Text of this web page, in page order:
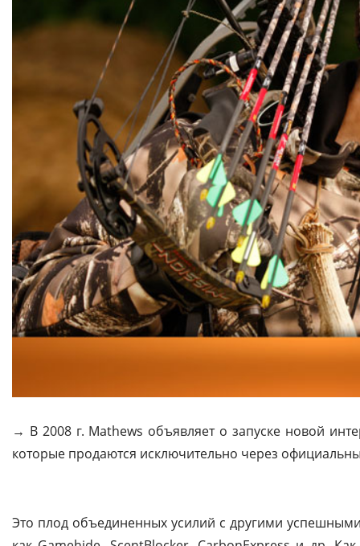
→ В 2008 г. Mathews объявляет о запуске новой
которые продаются исключительно через
Это плод объединенных усилий с другими